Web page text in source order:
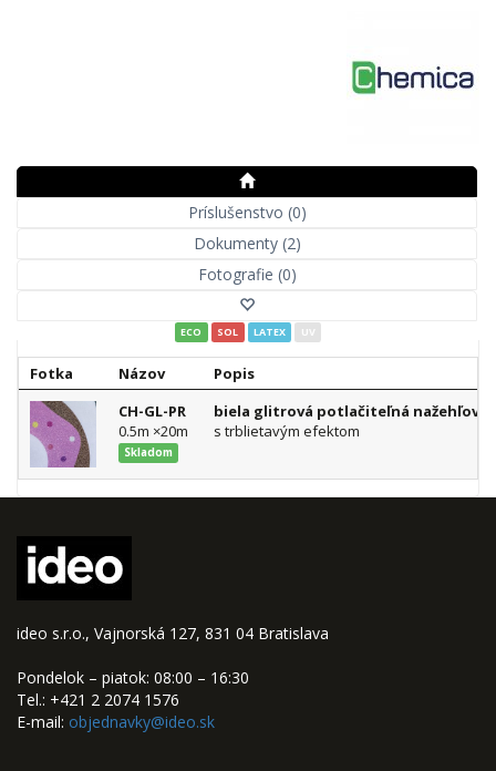
Príslušenstvo (0)
Dokumenty (2)
Fotografie (0)
ECO SOL LATEX UV
Fotka Názov
Popis
CH-GL-PR
0.5m ×20m
Skladom
biela glitrová potlačiteľná
s trblietavým efektom
ideo s.r.o., Vajnorská 127, 831 04 Bratislava
Pondelok – piatok: 08:00 – 16:30
Tel.: +421 2 2074 1576
E-mail: objednavky@ideo.sk